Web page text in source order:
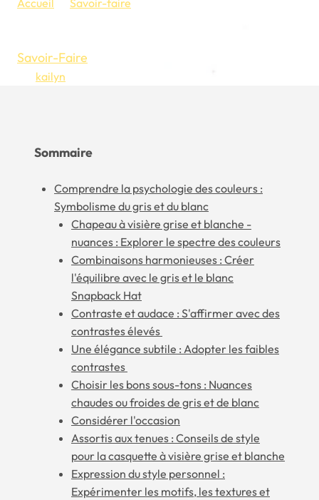
Accueil
Savoir-faire
Savoir-Faire
kailyn
Sommaire
Comprendre la psychologie des couleurs :
Symbolisme du gris et du blanc
Chapeau à visière grise et blanche -
nuances : Explorer le spectre des couleurs
Combinaisons harmonieuses : Créer
l'équilibre avec le gris et le blanc
Snapback Hat
Contraste et audace : S'affirmer avec des
contrastes élevés
Une élégance subtile : Adopter les faibles
contrastes
Choisir les bons sous-tons : Nuances
chaudes ou froides de gris et de blanc
Considérer l'occasion
Assortis aux tenues : Conseils de style
pour la casquette à visière grise et blanche
Expression du style personnel :
Expérimenter les motifs, les textures et